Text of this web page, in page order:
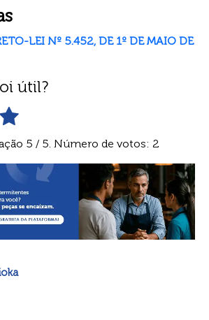
LEI Nº 5.452, DE 1º DE MAIO DE
útil?
5 / 5. Número de votos: 2